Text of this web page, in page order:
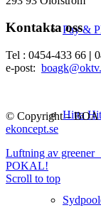
Pay &
Hitta Hit
Kontakta oss
Tel : 0454-433 66 |
e-post:
© Copyright – BOA
ekoncept.se
Luftning av greener
POKAL!
Scroll to top